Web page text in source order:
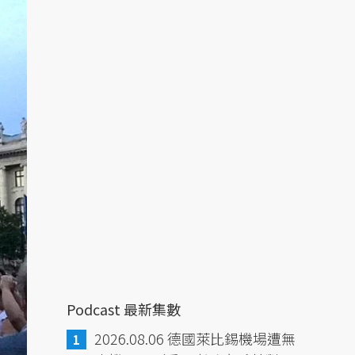
Podcast 最新集數
2026.08.06 德國萊比錫機場遭無